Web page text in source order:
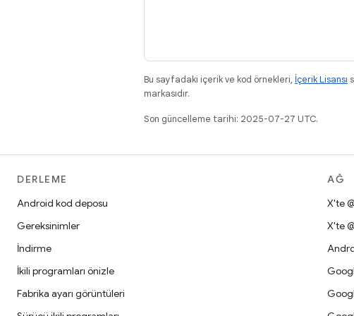
Bu sayfadaki içerik ve kod örnekleri, İçerik Lisansı
markasıdır.
Son güncelleme tarihi: 2025-07-27 UTC.
DERLEME
Android kod deposu
Gereksinimler
İndirme
İkili programları önizle
Fabrika ayarı görüntüleri
AĞ
X'te
X'te